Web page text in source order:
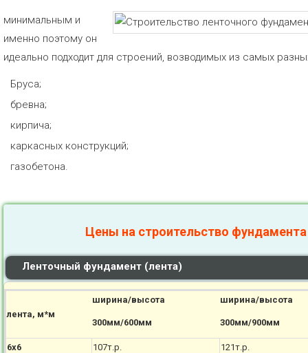
минимальным и
именно поэтому он
идеально подходит для строений, возводимых из самых
Бруса;
бревна;
кирпича;
каркасных конструкций;
газобетона.
Цены на строительство
Ленточный фундамент (лента)
лента, м*м
ширина/высота
300мм/600мм
ширина/высота
300мм/900мм
6х6 107т.р.
121т.р.